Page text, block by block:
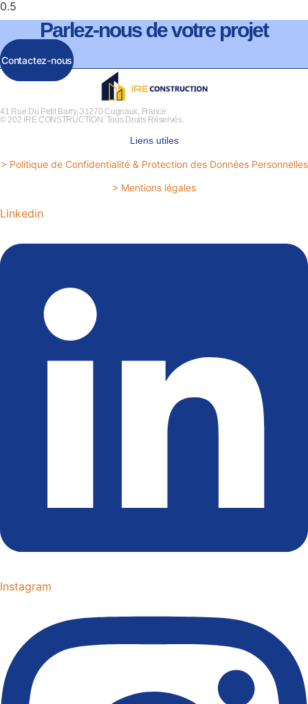
Parlez-nous de votre projet
Contactez-nous
41 Rue Du Petit Barry, 31270 Cugnaux, France
© 202 IRE CONSTRUCTION. Tous Droits Réservés.
Liens utiles
> Politique de Confidentialité & Protection des Données Personnelles
> Mentions légales
Linkedin
Instagram